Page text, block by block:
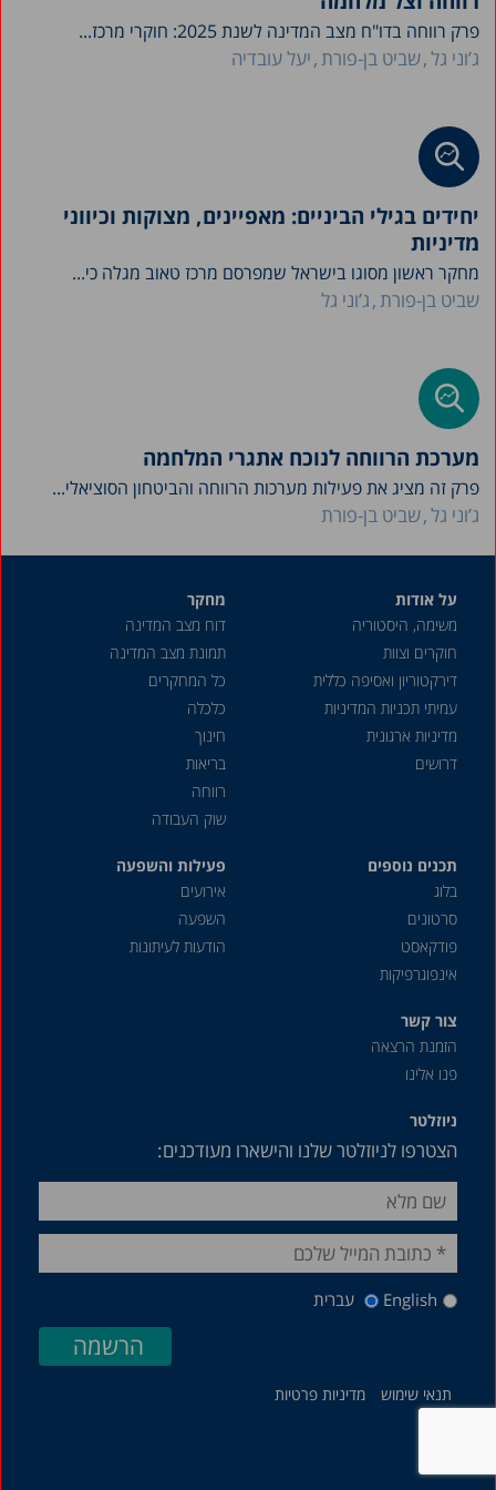
פרק רווחה בדו"ח מצב המדינה לשנת 2025: חוקרי מרכז...
ג’וני גל שביט בן-פורת יעל עובדיה
יחידים בגילי הביניים: מאפיינים, מצוקות וכיווני
מדיניות
מחקר ראשון מסוגו בישראל שמפרסם מרכז טאוב מגלה כי...
שביט בן-פורת ג’וני גל
מערכת הרווחה לנוכח אתגרי המלחמה
פרק זה מציג את פעילות מערכות הרווחה והביטחון הסוציאלי...
ג’וני גל שביט בן-פורת
על אודות
משימה, היסטוריה
חוקרים וצוות
דירקטוריון ואסיפה כללית
עמיתי תכניות המדיניות
מדיניות ארגונית
דרושים
מחקר
דוח מצב המדינה
תמונת מצב המדינה
כל המחקרים
כלכלה
חינוך
בריאות
רווחה
שוק העבודה
תכנים נוספים
בלוג
סרטונים
פודקאסט
אינפוגרפיקות
פעילות והשפעה
אירועים
השפעה
הודעות לעיתונות
צור קשר
הזמנת הרצאה
פנו אלינו
ניוזלטר
הצטרפו לניוזלטר שלנו והישארו מעודכנים:
English עברית
תנאי שימוש מדיניות פרטיות